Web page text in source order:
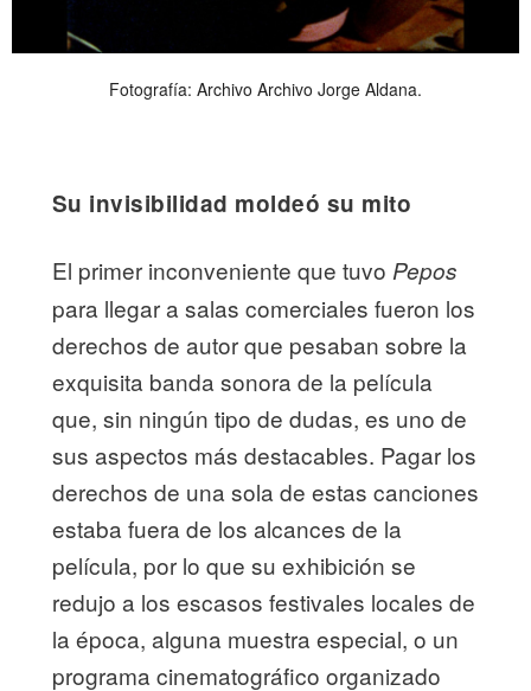
Fotografía: Archivo Archivo Jorge Aldana.
Su invisibilidad moldeó su mito
El primer inconveniente que tuvo Pepos
para llegar a salas comerciales fueron los
derechos de autor que pesaban sobre la
exquisita banda sonora de la película
que, sin ningún tipo de dudas, es uno de
sus aspectos más destacables. Pagar los
derechos de una sola de estas canciones
estaba fuera de los alcances de la
película, por lo que su exhibición se
redujo a los escasos festivales locales de
la época, alguna muestra especial, o un
programa cinematográfico organizado